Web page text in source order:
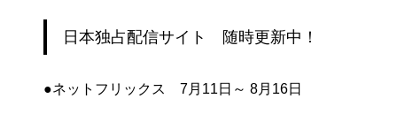
日本独占配信サイト 随時更新中！
●ネットフリックス 7月11日～ 8月16日